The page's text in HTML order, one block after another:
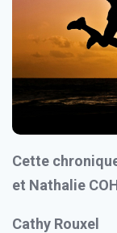
Cette
et Nathalie
Cathy Rouxel